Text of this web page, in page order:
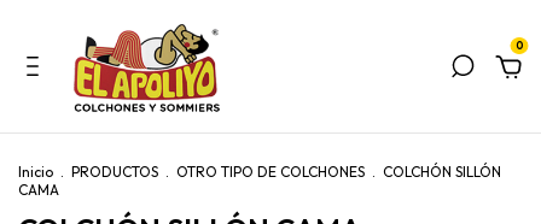
0
Inicio . PRODUCTOS . OTRO TIPO DE COLCHONES . COLCHÓN SILLÓN
CAMA